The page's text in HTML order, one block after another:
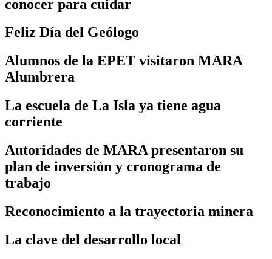
conocer para cuidar
Feliz Día del Geólogo
Alumnos de la EPET visitaron MARA
Alumbrera
La escuela de La Isla ya tiene agua
corriente
Autoridades de MARA presentaron su
plan de inversión y cronograma de
trabajo
Reconocimiento a la trayectoria minera
La clave del desarrollo local